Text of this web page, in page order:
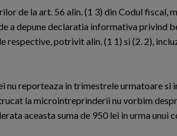
de la art. 56 alin. (1 3) din Codul
a depune declaratia informativa
respective, potrivit alin. (1 1) si (2. 2),
nu reporteaza in trimestrele urmatoare
la microintreprinderii nu vorbim
aceasta suma de 950 lei in urma